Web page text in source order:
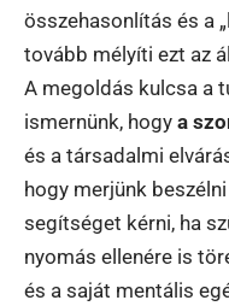
összehasonlítás és a
tovább mélyíti ezt az
A megoldás kulcsa a
ismernünk, hogy a
és a társadalmi
hogy merjünk
segítséget kérni, ha
nyomás ellenére is
és a saját mentális